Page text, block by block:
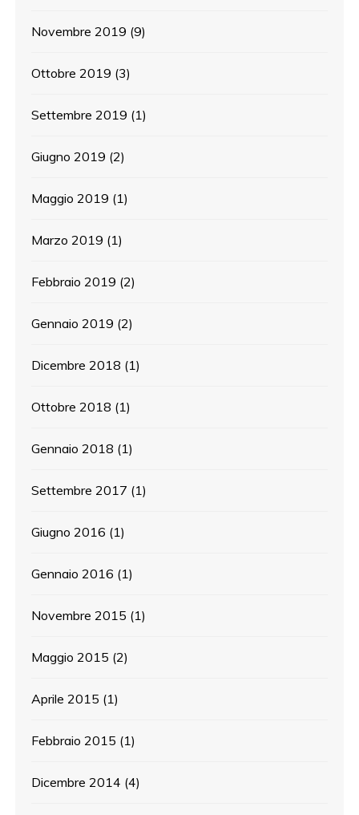
Novembre 2019 (9)
Ottobre 2019 (3)
Settembre 2019 (1)
Giugno 2019 (2)
Maggio 2019 (1)
Marzo 2019 (1)
Febbraio 2019 (2)
Gennaio 2019 (2)
Dicembre 2018 (1)
Ottobre 2018 (1)
Gennaio 2018 (1)
Settembre 2017 (1)
Giugno 2016 (1)
Gennaio 2016 (1)
Novembre 2015 (1)
Maggio 2015 (2)
Aprile 2015 (1)
Febbraio 2015 (1)
Dicembre 2014 (4)